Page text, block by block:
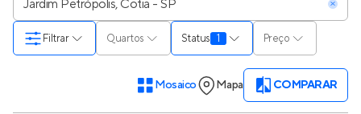
Quartos Status 1 Preço
Filtrar
Mosaico Mapa COMPARAR